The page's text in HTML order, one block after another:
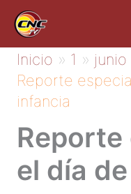
contenido
Inicio 1 junio
Reporte
infancia
el día